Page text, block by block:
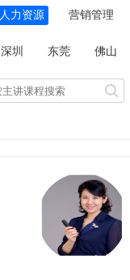
人力资源 营销管理
深圳 东莞 佛山